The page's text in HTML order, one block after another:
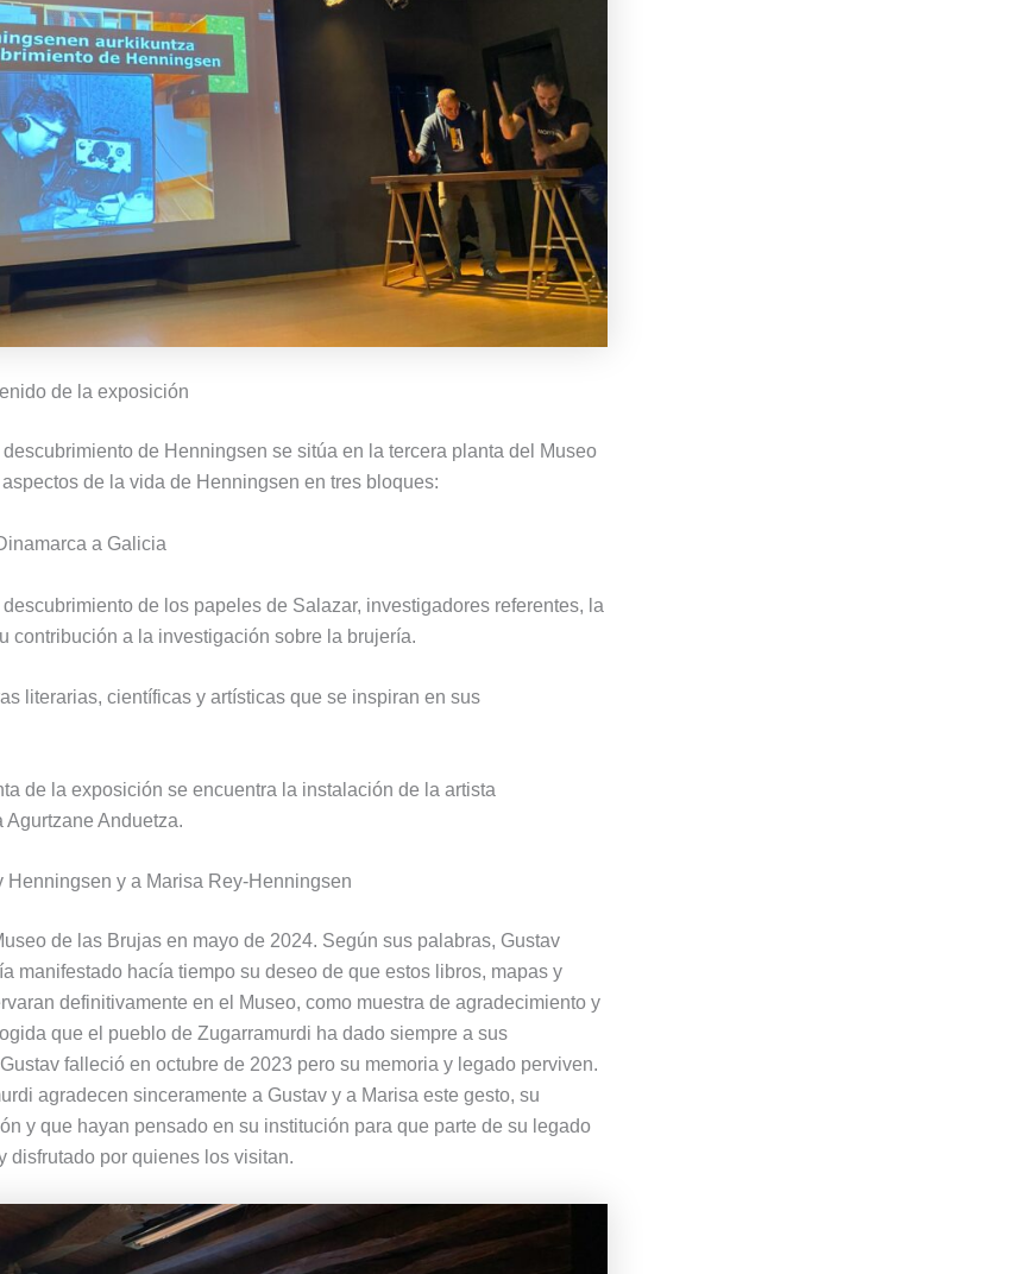
de la exposición
de Henningsen se sitúa en la tercera planta del Museo
de la vida de Henningsen en tres bloques:
a Galicia
de los papeles de Salazar, investigadores referentes, la
contribución a la investigación sobre la brujería.
literarias, científicas y artísticas que se inspiran en sus
de la exposición se encuentra la instalación de la artista
Agurtzane Anduetza.
Henningsen y a Marisa Rey-Henningsen
de las Brujas en mayo de 2024. Según sus palabras, Gustav
manifestado hacía tiempo su deseo de que estos libros, mapas y
definitivamente en el Museo, como muestra de agradecimiento y
que el pueblo de Zugarramurdi ha dado siempre a sus
falleció en octubre de 2023 pero su memoria y legado perviven.
agradecen sinceramente a Gustav y a Marisa este gesto, su
y que hayan pensado en su institución para que parte de su legado
disfrutado por quienes los visitan.